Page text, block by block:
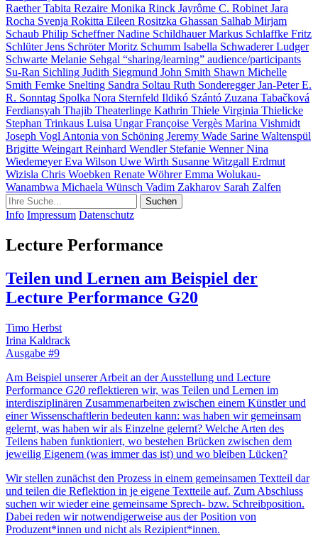
RaetherTabita Rezaire Monika Rinck Jayrôme C. Robinet Jara
Rocha Svenja Rokitta Eileen Rositzka Ghassan Salhab Mirjam
Schaub Philip ScheffnerNadine SchildhauerMarkus Schlaffke Fritz
SchlüterJens SchröterMoritz Schumm Isabella SchwadererLudger
Schwarte Melanie Sehgal “sharing/learning” audience/participants
Su-Ran Sichling Judith Siegmund John Smith Shawn Michelle
Smith Femke Snelting Sandra Soltau Ruth SondereggerJan-Peter E.
R. Sonntag Spolka Nora Sternfeld Ildikó Szántó Zuzana Tabačková
Ferdiansyah Thajib Theaterlinge Kathrin Thiele Virginia Thielicke
Stephan Trinkaus Luisa UngarFrançoise Vergès Marina Vishmidt
Joseph Vogl Antonia von Schöning Jeremy Wade Sarine Waltenspül
Brigitte Weingart Reinhard Wendler Stefanie WennerNina
WiedemeyerEva Wilson Uwe Wirth Susanne Witzgall Erdmut
Wizisla Chris Woebken Renate WöhrerEmma Wolukau-
Wanambwa Michaela Wünsch Vadim Zakharov Sarah Zalfen
Info Impressum Datenschutz
Lecture Performance
Teilen und Lernen am Beispiel der
Lecture Performance G20
Timo Herbst
Irina Kaldrack
Ausgabe #9
Am Beispiel unserer Arbeit an der Ausstellung und Lecture
Performance G20 reflektieren wir, was Teilen und Lernen im
interdisziplinären Zusammenarbeiten zwischen einem Künstler und
einer Wissenschaftlerin bedeuten kann: was haben wir gemeinsam
gelernt, was haben wir als Einzelne gelernt? Welche Arten des
Teilens haben funktioniert, wo bestehen Brücken zwischen dem
jeweilig Eigenem (was immer das ist) und wo bleiben Lücken?
Wir stellen zunächst den Prozess in einem gemeinsamen Textteil dar
und teilen die Reflektion in je eigene Textteile auf. Zum Abschluss
suchen wir wieder eine gemeinsame Sprech- bzw. Schreibposition.
Dabei reden wir notwendigerweise aus der Position von
Produzent*innen und nicht als Rezipient*innen.